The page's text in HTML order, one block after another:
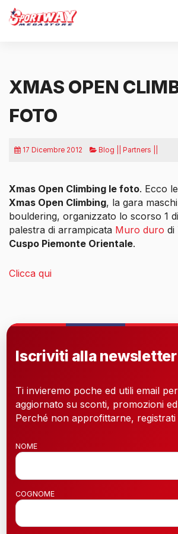
XMAS OPEN
FOTO
17 Dicembre 2012 Blog || Partners ||
Xmas Open Climbing le foto. Ecco
Xmas Open Climbing, la gara
bouldering, organizzato lo scorso 1
palestra di arrampicata Muro duro di
Cuspo Piemonte Orientale.
Clicca qui
Iscriviti alla newsletter
Ti invieremo poche ed utili email
aggiornato su sconti, promozioni
Perché non approfittarne, registrati
NOME
COGNOME